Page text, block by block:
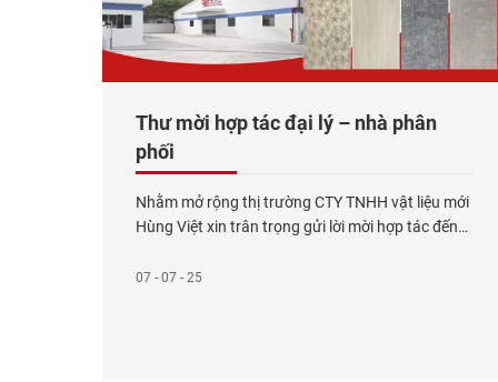
Thư mời hợp tác đại lý – nhà phân
phối
Nhằm mở rộng thị trường CTY TNHH vật liệu mới
Hùng Việt xin trân trọng gửi lời mời hợp tác đến
than tre . Với đội ngũ kĩ sư và thợ lành nghề nhà
07 - 07 - 25